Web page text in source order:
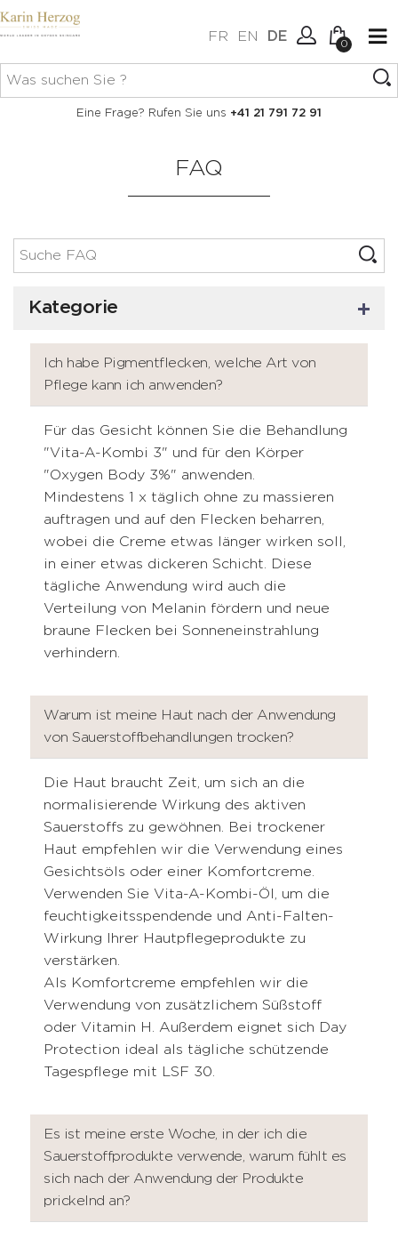
FR EN DE
Verbindung
0
Keine Artikel im Warenkorb.
Eine Frage? Rufen Sie uns +41 21 791 72 91
FAQ
Kategorie
Ich habe Pigmentflecken, welche Art von
Pflege kann ich anwenden?
Für das Gesicht können Sie die Behandlung
"Vita-A-Kombi 3" und für den Körper
"Oxygen Body 3%" anwenden.
Mindestens 1 x täglich ohne zu massieren
auftragen und auf den Flecken beharren,
wobei die Creme etwas länger wirken soll,
in einer etwas dickeren Schicht. Diese
tägliche Anwendung wird auch die
Verteilung von Melanin fördern und neue
braune Flecken bei Sonneneinstrahlung
verhindern.
Warum ist meine Haut nach der Anwendung
von Sauerstoffbehandlungen trocken?
Die Haut braucht Zeit, um sich an die
normalisierende Wirkung des aktiven
Sauerstoffs zu gewöhnen. Bei trockener
Haut empfehlen wir die Verwendung eines
Gesichtsöls oder einer Komfortcreme.
Verwenden Sie Vita-A-Kombi-Öl, um die
feuchtigkeitsspendende und Anti-Falten-
Wirkung Ihrer Hautpflegeprodukte zu
verstärken.
Als Komfortcreme empfehlen wir die
Verwendung von zusätzlichem Süßstoff
oder Vitamin H. Außerdem eignet sich Day
Protection ideal als tägliche schützende
Tagespflege mit LSF 30.
Es ist meine erste Woche, in der ich die
Sauerstoffprodukte verwende, warum fühlt es
sich nach der Anwendung der Produkte
prickelnd an?